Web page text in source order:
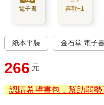
電子書 喜歡+1
紙本平裝 金石堂 電子書
266 元
認購希望書包，幫助弱勢